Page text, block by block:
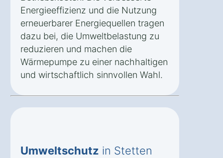
Energieeffizienz und die Nutzung
erneuerbarer Energiequellen tragen
dazu bei, die Umweltbelastung zu
reduzieren und machen die
Wärmepumpe zu einer nachhaltigen
und wirtschaftlich sinnvollen Wahl.
Umweltschutz in Stetten